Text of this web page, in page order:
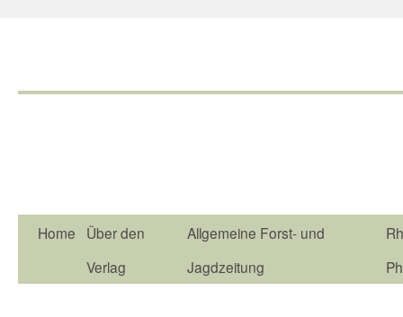
Home
Über den
Verlag
Allgemeine Forst- und
Jagdzeitung